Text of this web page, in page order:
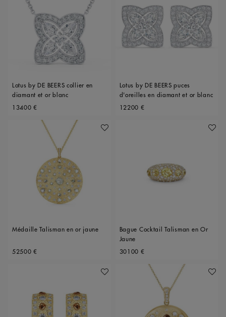
Lotus by DE BEERS collier en
diamant et or blanc
Original price
13400 €
Lotus by DE BEERS puces
d'oreilles en diamant et or blanc
Original price
12200 €
Ajouter À Ma Wishlist
Médaille Talisman en or jaune
Original price
52500 €
Bague Cocktail Talisman en Or
Jaune
Original price
30100 €
Ajouter À Ma Wishlist